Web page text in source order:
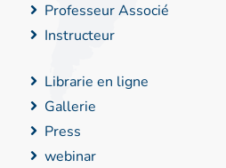
Professeur Associé
Instructeur
Librarie en ligne
Gallerie
Press
webinar